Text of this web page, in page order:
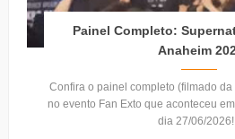
Painel Completo:
Anaheim
Confira o painel completo (filmado
no evento Fan Exto que aconteceu
dia 27/06/2026!